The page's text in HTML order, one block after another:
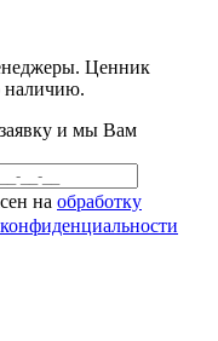
Ценник
наличию.
заявку и мы Вам
на обработку